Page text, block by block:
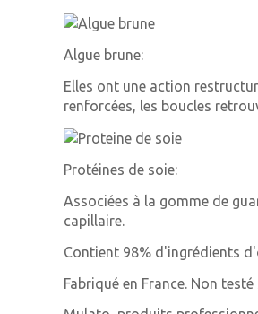
Algue brune:
Elles ont une action
renforcées, les boucles
Protéines de soie:
Associées à la gomme de
capillaire.
Contient 98% d'ingrédients
Fabriqué en France. Non